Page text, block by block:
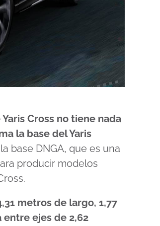
Cross no tiene nada
la base del Yaris
base DNGA, que es una
producir modelos
metros de largo, 1,77
ejes de 2,62